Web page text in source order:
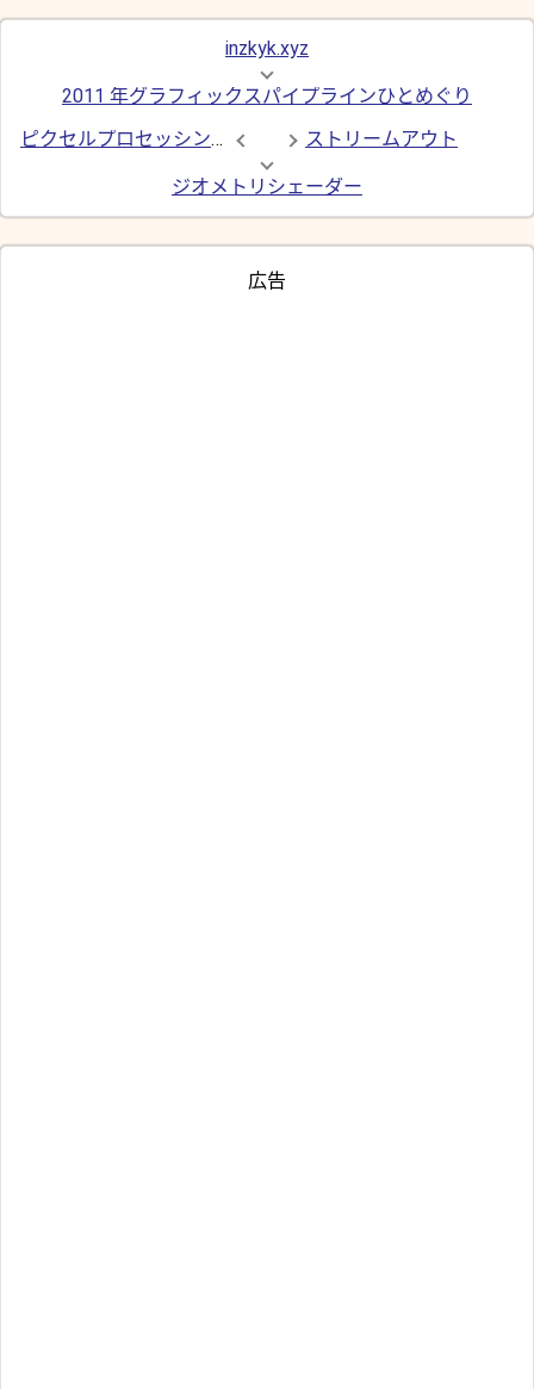
inzkyk.xyz
2011 年グラフィックスパイプラインひとめぐり
ピクセルプロセッシング ── ジョインフェーズ
ストリームアウト
ジオメトリシェーダー
広告